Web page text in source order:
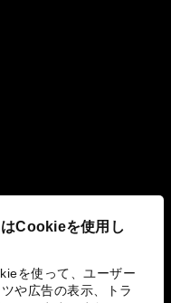
Cookieを使用し
を使って、ユーザー
や広告の表示、トラ